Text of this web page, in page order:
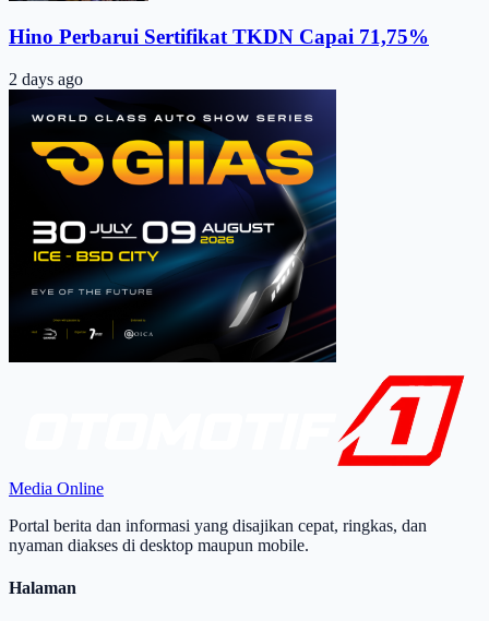
Hino Perbarui Sertifikat TKDN Capai 71,75%
2 days ago
Media Online
Portal berita dan informasi yang disajikan cepat, ringkas, dan
nyaman diakses di desktop maupun mobile.
Halaman